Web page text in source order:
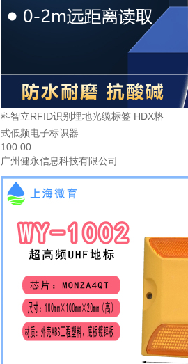
科智立RFID识别埋地光缆标签 HDX格
式低频电子标识器
100.00
广州健永信息科技有限公司